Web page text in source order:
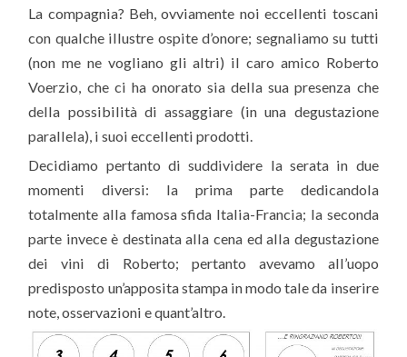
La compagnia? Beh, ovviamente noi eccellenti toscani
con qualche illustre ospite d’onore; segnaliamo su tutti
(non me ne vogliano gli altri) il caro amico Roberto
Voerzio, che ci ha onorato sia della sua presenza che
della possibilità di assaggiare (in una degustazione
parallela), i suoi eccellenti prodotti.
Decidiamo pertanto di suddividere la serata in due
momenti diversi: la prima parte dedicandola
totalmente alla famosa sfida Italia-Francia; la seconda
parte invece è destinata alla cena ed alla degustazione
dei vini di Roberto; pertanto avevamo all’uopo
predisposto un’apposita stampa in modo tale da inserire
note, osservazioni e quant’altro.